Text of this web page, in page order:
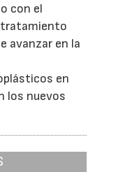
con el
tratamiento
avanzar en la
en
los nuevos